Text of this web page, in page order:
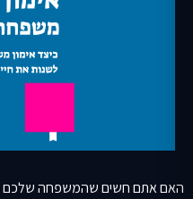
האם אתם חשים שהמשפחה שלכם